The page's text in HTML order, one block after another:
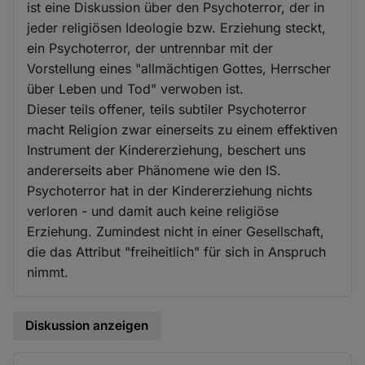
ist eine Diskussion über den Psychoterror, der in
jeder religiösen Ideologie bzw. Erziehung steckt,
ein Psychoterror, der untrennbar mit der
Vorstellung eines "allmächtigen Gottes, Herrscher
über Leben und Tod" verwoben ist.
Dieser teils offener, teils subtiler Psychoterror
macht Religion zwar einerseits zu einem effektiven
Instrument der Kindererziehung, beschert uns
andererseits aber Phänomene wie den IS.
Psychoterror hat in der Kindererziehung nichts
verloren - und damit auch keine religiöse
Erziehung. Zumindest nicht in einer Gesellschaft,
die das Attribut "freiheitlich" für sich in Anspruch
nimmt.
Diskussion anzeigen